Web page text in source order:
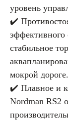
уровень
✔️
эффективного
стабильное
мокрой дороге.
✔️ Плавное и
Nordman RS2